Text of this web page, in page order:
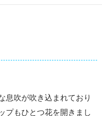
息吹が吹き込まれており
プもひとつ花を開きまし